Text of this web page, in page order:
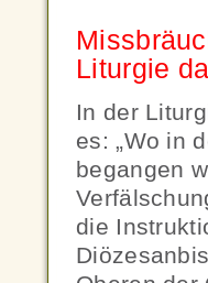
Liturgie
In der
es: „Wo in
begangen
die